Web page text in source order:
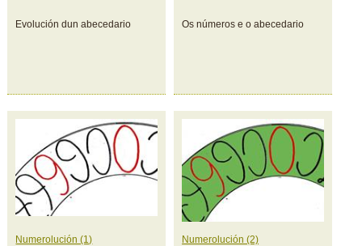
Evolución dun abecedario Os números e o abecedario
Numerolución (1) Numerolución (2)